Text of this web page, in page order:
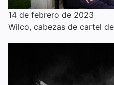
14 de febrero de 2023
Wilco, cabezas de cartel